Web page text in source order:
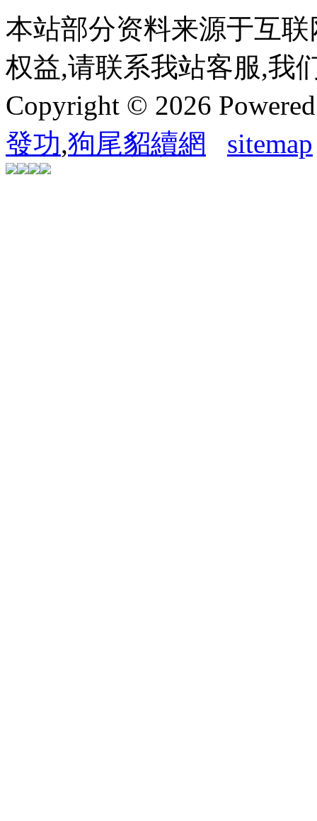
本站部分资料来源于互
权益,请联系我站客服,我
Copyright © 2026
發功,狗尾貂續網 sitemap